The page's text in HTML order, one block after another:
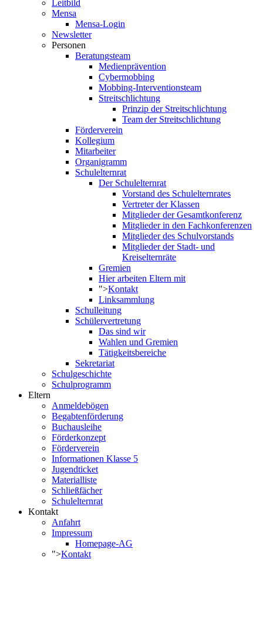
Leitbild
Mensa
Mensa-Login
Newsletter
Personen
Beratungsteam
Medienprävention
Cybermobbing
Mobbing-Interventionsteam
Streitschlichtung
Prinzip der Streitschlichtung
Team der Streitschlichtung
Förderverein
Kollegium
Mitarbeiter
Organigramm
Schulelternrat
Der Schulelternrat
Vorstand des Schulelternrates
Vertreter der Klassen
Mitglieder der Gesamtkonferenz
Mitglieder in den Fachkonferenzen
Mitglieder des Schulvorstands
Mitglieder der Stadt- und
Kreiselternräte
Gremien
Hier arbeiten Eltern mit
">Kontakt
Linksammlung
Schulleitung
Schülervertretung
Das sind wir
Wahlen und Gremien
Tätigkeitsbereiche
Sekretariat
Schulgeschichte
Schulprogramm
Eltern
Anmeldebögen
Begabtenförderung
Buchausleihe
Förderkonzept
Förderverein
Informationen Klasse 5
Jugendticket
Materialliste
Schließfächer
Schulelternrat
Kontakt
Anfahrt
Impressum
Homepage-AG
">Kontakt